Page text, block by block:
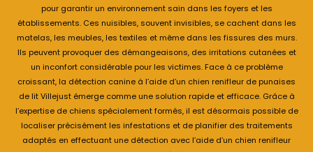
pour garantir un environnement sain dans les foyers et les
établissements. Ces nuisibles, souvent invisibles, se cachent dans les
matelas, les meubles, les textiles et même dans les fissures des murs.
Ils peuvent provoquer des démangeaisons, des irritations cutanées et
un inconfort considérable pour les victimes. Face à ce problème
croissant, la détection canine à l’aide d’un chien renifleur de punaises
de lit Villejust émerge comme une solution rapide et efficace. Grâce à
l’expertise de chiens spécialement formés, il est désormais possible de
localiser précisément les infestations et de planifier des traitements
adaptés en effectuant une détection avec l’aide d’un chien renifleur